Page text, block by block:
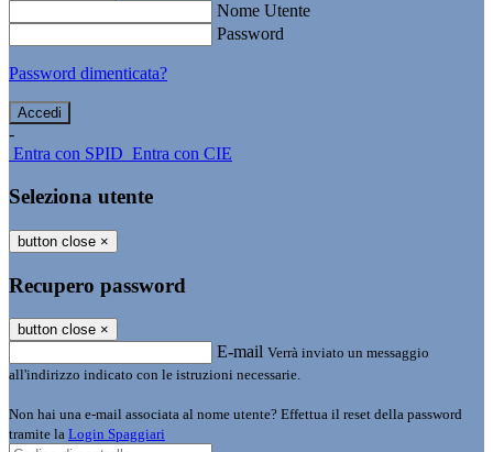
Nome Utente
Password
Password dimenticata?
-
Entra con SPID Entra con CIE
Seleziona utente
button close ×
Recupero password
button close ×
E-mail Verrà inviato un messaggio
all'indirizzo indicato con le istruzioni necessarie.
Non hai una e-mail associata al nome utente? Effettua il reset della password
tramite la Login Spaggiari